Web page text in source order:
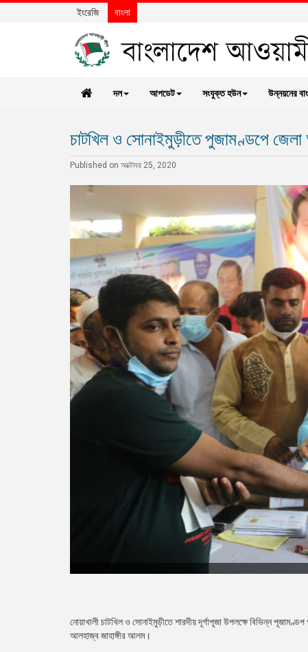
ইংরেজি বাংলা
দল আপডেট সংযুক্ত হউন উন্নয়নের
চাটখিল ও সোনাইমুড়ীতে পুজামণ্ডপে
Published on অক্টোবর 25, 2020
নোয়াখালী চাটখিল ও সোনাইমুড়ীতে শারদীয় দূর্গাপূজা উপলক্ষে বিভিন্ন
আলহাজ্ব জাহাঙ্গীর আলম।